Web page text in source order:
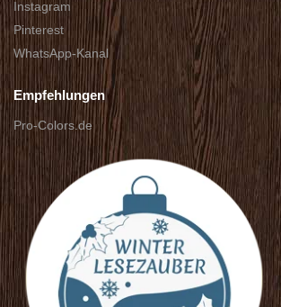
Instagram
Pinterest
WhatsApp-Kanal
Empfehlungen
Pro-Colors.de